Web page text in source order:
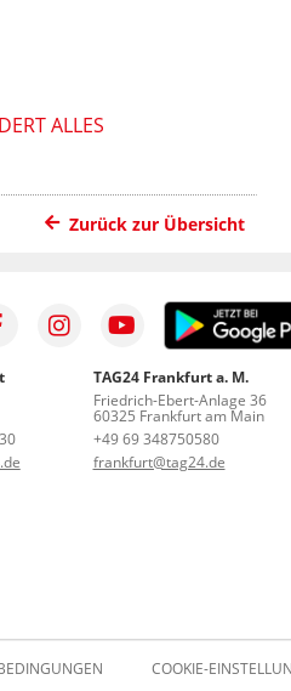
ALLES
Zurück zur Übersicht
TAG24 Frankfurt a. M.
Friedrich-Ebert-Anlage 36
60325 Frankfurt am Main
+49 69 348750580
frankfurt@tag24.de
COOKIE-